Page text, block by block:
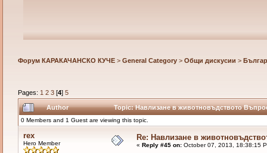
Форум КАРАКАЧАНСКО КУЧЕ> General Category> Общи дискусии >
Pages: 1 2 3[4] 5
Author Topic: Навлизане в животновъдството
0 Members and 1 Guest are viewing this topic.
rex
Hero Member
Re: Навлизане в
« Reply #45 on:October 07, 2013, 18:38:15